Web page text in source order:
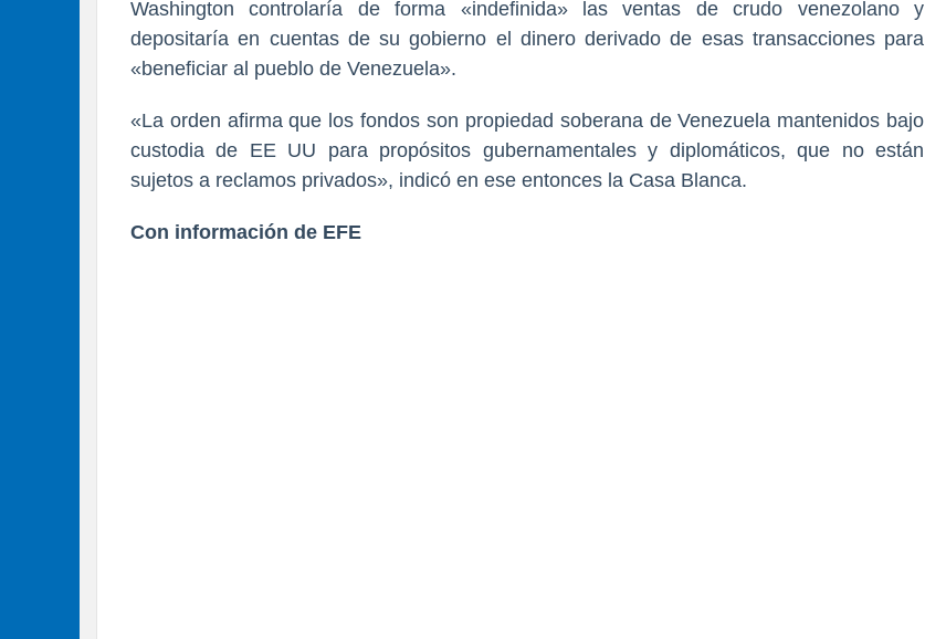
Washington controlaría de forma «indefinida» las ventas de crudo venezolano y
depositaría en cuentas de su gobierno el dinero derivado de esas transacciones para
«beneficiar al pueblo de Venezuela».
«La orden afirma que los fondos son propiedad soberana de Venezuela mantenidos bajo
custodia de EE UU para propósitos gubernamentales y diplomáticos, que no están
sujetos a reclamos privados», indicó en ese entonces la Casa Blanca.
Con información de EFE